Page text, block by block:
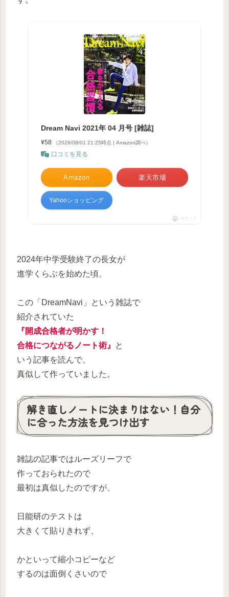
Dream Navi 2021年 04 月号 [雑誌]
¥58 （2026/08/01 21:25時点 | Amazon調べ）
口コミを見る
Amazon 楽天市場
Yahooショッピング
ポチップ
2024年中学受験終了の長女が
進学くらぶを始めた頃、
この「DreamNavi」という雑誌で
紹介されていた
『開成合格者が明かす！
合格につながるノート術』
と
いう記事を読んで、
真似して作っていました。
解き直しノートに決まりはない！自分
に合った方法を見つけ出す
雑誌の記事ではルーズリーフで
作っておられたので
最初は真似したのですが、
日能研のテストは
大きくて貼りきれず、
かといって縮小コピーなど
するのは面倒くさいので